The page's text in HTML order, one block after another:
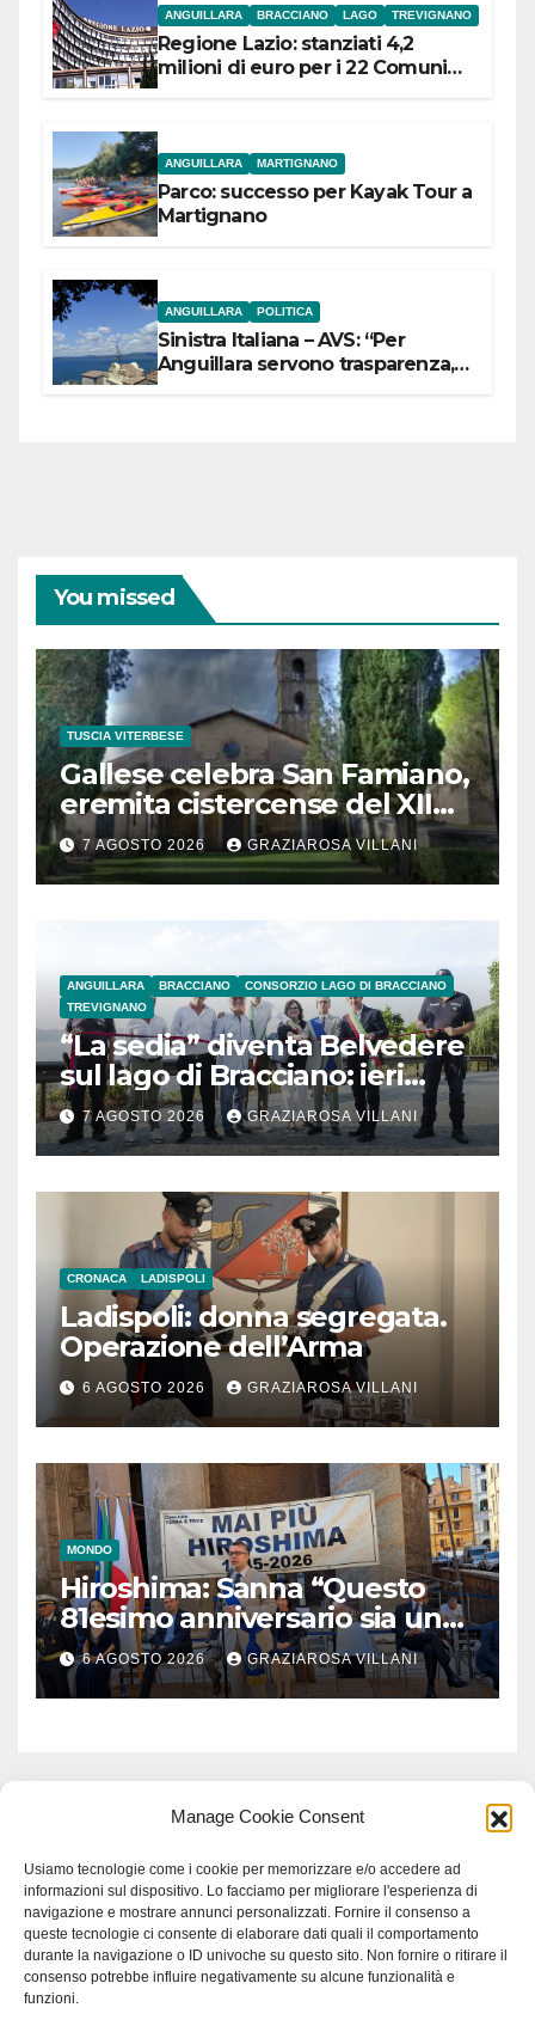
Manage Cookie Consent
Usiamo tecnologie come i cookie per memorizzare e/o accedere ad
informazioni sul dispositivo. Lo facciamo per migliorare l'esperienza di
navigazione e mostrare annunci personalizzati. Fornire il consenso a
queste tecnologie ci consente di elaborare dati quali il comportamento
durante la navigazione o ID univoche su questo sito. Non fornire o ritirare il
consenso potrebbe influire negativamente su alcune funzionalità e
funzioni.
ANGUILLARA BRACCIANO LAGO TREVIGNANO
Regione Lazio: stanziati 4,2
milioni di euro per i 22 Comuni
ANGUILLARA MARTIGNANO
Parco: successo per Kayak Tour a
Martignano
ANGUILLARA POLITICA
Sinistra Italiana – AVS: “Per
Anguillara servono trasparenza,
You missed
TUSCIA VITERBESE
Gallese celebra San Famiano,
eremita cistercense del XII
secolo
7 AGOSTO 2026 GRAZIAROSA VILLANI
ANGUILLARA BRACCIANO
CONSORZIO LAGO DI BRACCIANO
TREVIGNANO
“La sedia” diventa Belvedere
sul lago di Bracciano: ieri
l’inaugurazione
7 AGOSTO 2026 GRAZIAROSA VILLANI
CRONACA LADISPOLI
Ladispoli: donna segregata.
Operazione dell’Arma
6 AGOSTO 2026 GRAZIAROSA VILLANI
MONDO
Hiroshima: Sanna “Questo
81esimo anniversario sia un
monito per tutti”
6 AGOSTO 2026 GRAZIAROSA VILLANI